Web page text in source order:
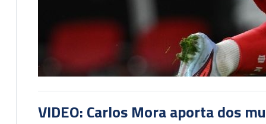
VIDEO: Carlos Mora aporta dos